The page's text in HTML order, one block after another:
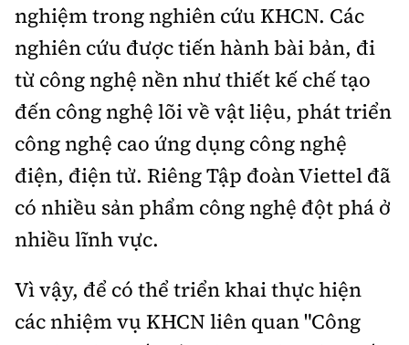
nghiệm trong nghiên cứu KHCN. Các
nghiên cứu được tiến hành bài bản, đi
từ công nghệ nền như thiết kế chế tạo
đến công nghệ lõi về vật liệu, phát triển
công nghệ cao ứng dụng công nghệ
điện, điện tử. Riêng Tập đoàn Viettel đã
có nhiều sản phẩm công nghệ đột phá ở
nhiều lĩnh vực.
Vì vậy, để có thể triển khai thực hiện
các nhiệm vụ KHCN liên quan "Công